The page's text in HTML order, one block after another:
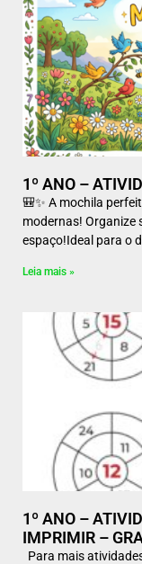
1º ANO –
🎒✨ A mochila
modernas! Organize
espaço!Ideal para o
Leia mais »
1º ANO –
IMPRIMIR –
Para mais